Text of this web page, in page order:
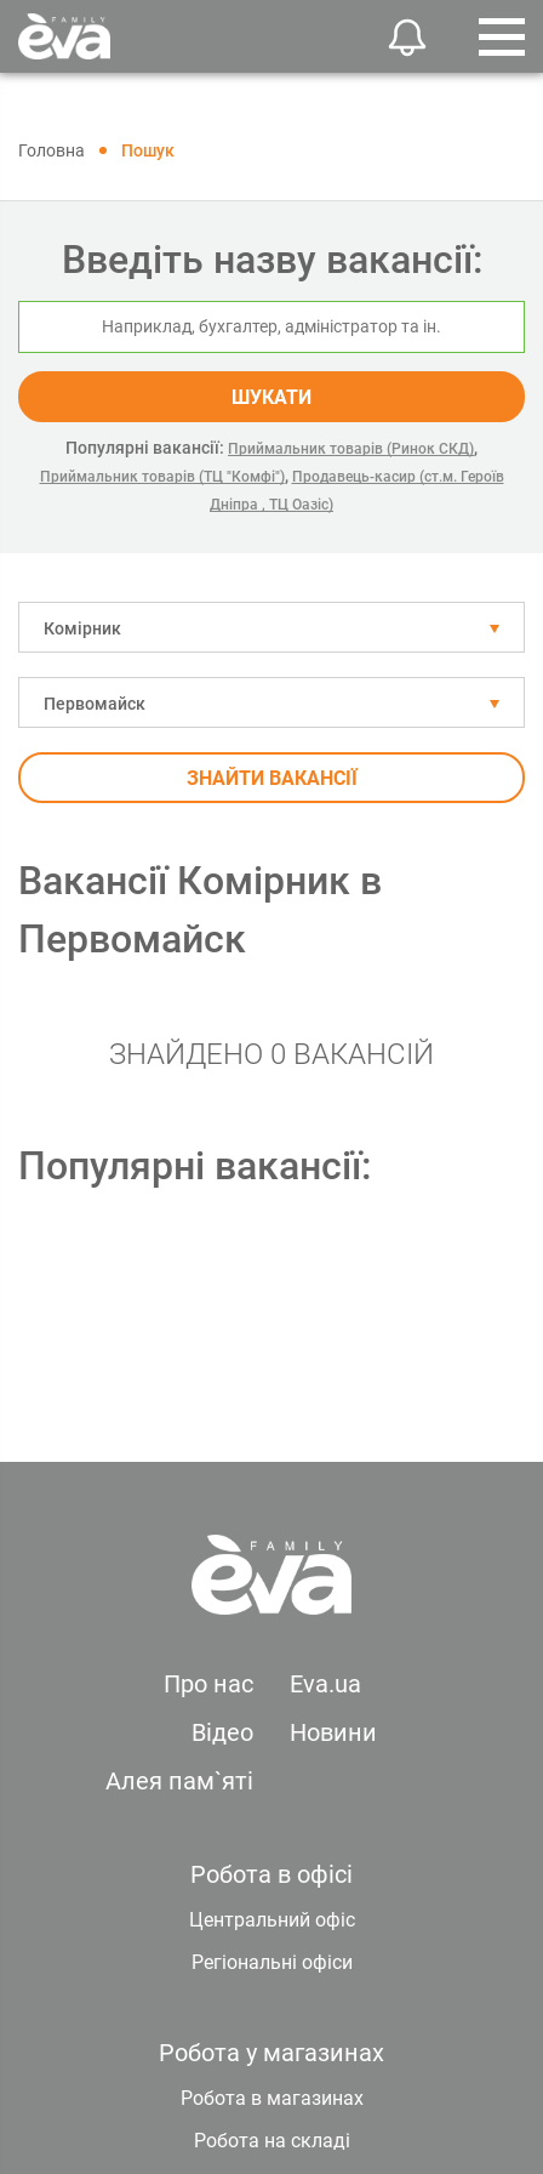
Головна Пошук
Введіть назву вакансії:
ШУКАТИ
Популярні вакансії: Приймальник товарів (Ринок СКД),
Приймальник товарів (ТЦ "Комфі"), Продавець-касир (ст.м. Героїв
Дніпра , ТЦ Оазіс)
Комірник
Первомайск
ЗНАЙТИ ВАКАНСІЇ
Вакансії Комірник в
Первомайск
ЗНАЙДЕНО 0 ВАКАНСІЙ
Популярні вакансії:
Про нас
Eva.ua
Відео
Новини
Алея пам`яті
Робота в офісі
Центральний офіс
Регіональні офіси
Робота у магазинах
Робота в магазинах
Робота на складі